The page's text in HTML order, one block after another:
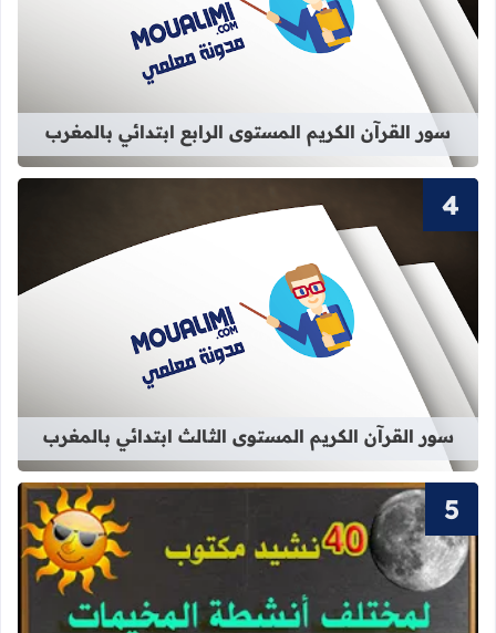
قراءة المزيد عن سور القرآن الكريم
سور القرآن الكريم المستوى الرابع ابتدائي بالمغرب
قراءة المزيد عن سور القرآن الكريم
سور القرآن الكريم المستوى الثالث ابتدائي بالمغرب
قراءة المزيد عن +40 نشيد من أناشيد المخيمات الصيفية مكتوبة بالفصحى